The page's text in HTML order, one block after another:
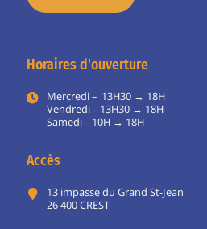
Horaires d'ouverture
Mercredi – 13H30 → 18H
Vendredi – 13H30 → 18H
Samedi – 10H → 18H
Accès
13 impasse du Grand St-Jean
26 400 CREST